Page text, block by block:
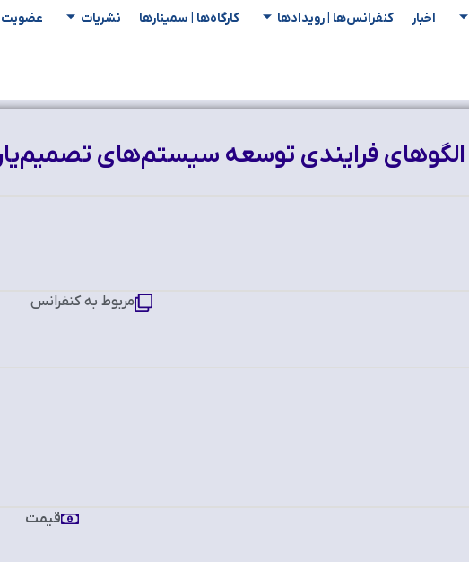
اخبار کنفرانس‌ها | رویدادها کارگاه‌ها | سمینار‌ها نشریات عضویت
الگوهای فرايندی توسعه سیستم‌های
مربوط به کنفرانس
قیمت